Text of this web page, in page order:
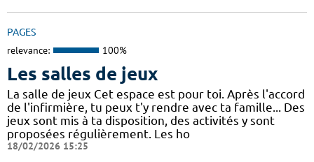
PAGES
relevance: 100%
Les salles de jeux
La salle de jeux Cet espace est pour toi. Après l'accord
de l'infirmière, tu peux t'y rendre avec ta famille... Des
jeux sont mis à ta disposition, des activités y sont
proposées régulièrement. Les ho
18/02/2026 15:25